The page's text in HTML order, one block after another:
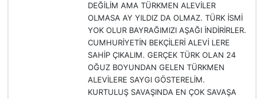
DEĞİLİM AMA TÜRKMEN ALEVİLER
OLMASA AY YILDIZ DA OLMAZ. TÜRK İSMİ
YOK OLUR BAYRAĞIMIZI AŞAĞI İNDİRİRLER.
CUMHURİYETİN BEKÇİLERİ ALEVİ LERE
SAHİP ÇIKALIM. GERÇEK TÜRK OLAN 24
OĞUZ BOYUNDAN GELEN TÜRKMEN
ALEVİLERE SAYGI GÖSTERELİM.
KURTULUŞ SAVAŞINDA EN ÇOK SAVAŞA